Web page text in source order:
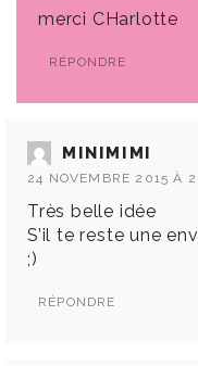
merci CHarlotte
RÉPONDRE
MINIMIMI
24 NOVEMBRE 2015 À
Très belle idée
S’il te reste une
;)
RÉPONDRE